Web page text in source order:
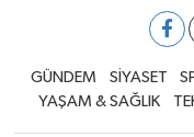
GÜNDEM SİYASET
YAŞAM & SAĞLIK